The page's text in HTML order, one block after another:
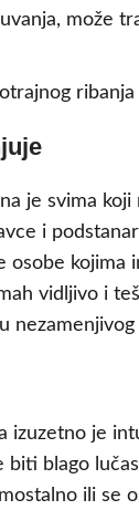
može
je svima
i
vidljivo i
nezamenjivog
je
blago
ili se